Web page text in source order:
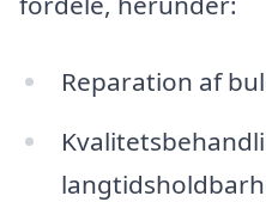
Reparation af